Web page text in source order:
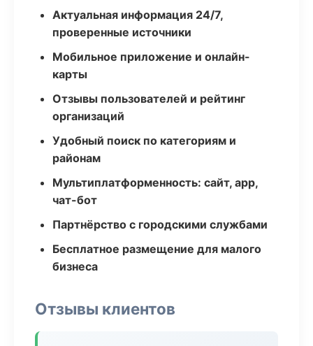
Актуальная информация 24/7,
проверенные источники
Мобильное приложение и онлайн-
карты
Отзывы пользователей и рейтинг
организаций
Удобный поиск по категориям и
районам
Мультиплатформенность: сайт, app,
чат-бот
Партнёрство с городскими службами
Бесплатное размещение для малого
бизнеса
Отзывы клиентов